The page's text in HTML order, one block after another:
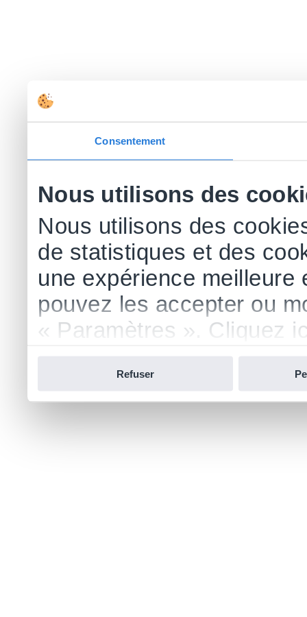
Consentement
Nous utilisons des
Nous utilisons des
de statistiques et des
une expérience meilleure
pouvez les accepter ou
« Paramètres ». Cliquez
Refuser